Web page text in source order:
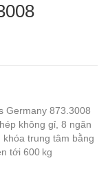
Germany 873.3008
không gỉ, 8 ngăn
trung tâm bằng
tới 600 kg